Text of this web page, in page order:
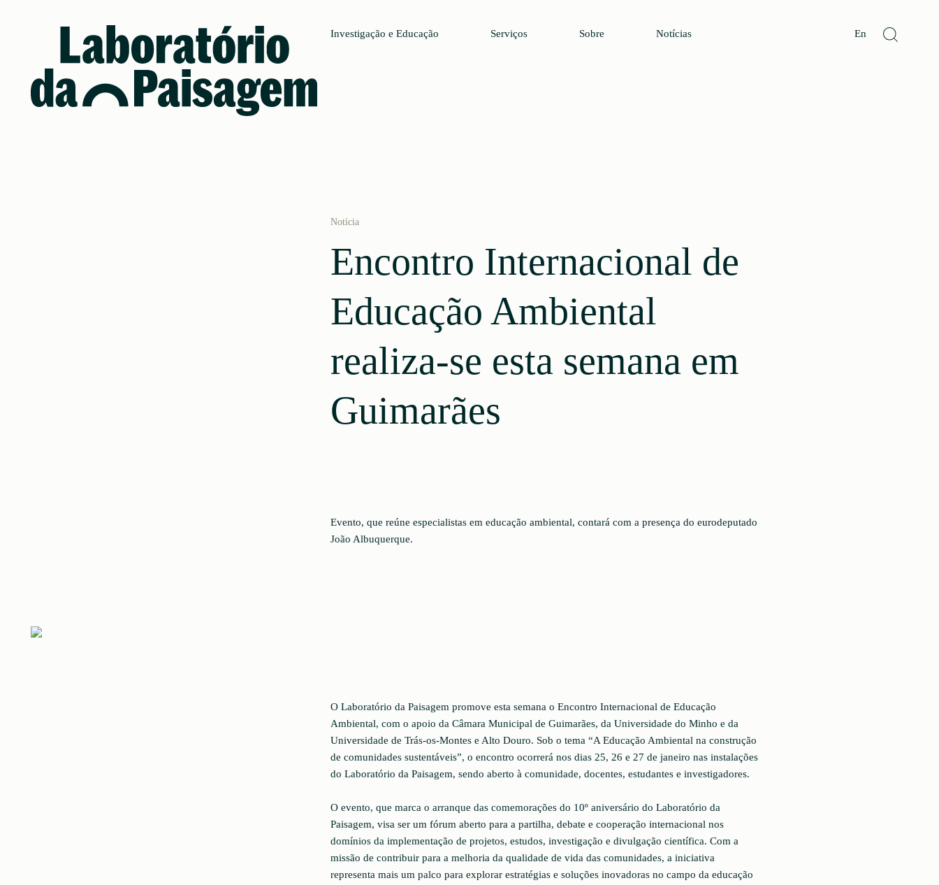
Investigação e Educação Serviços Sobre Notícias En
Notícia
Encontro Internacional de
Educação Ambiental
realiza-se esta semana em
Guimarães
Evento, que reúne especialistas em educação ambiental, contará com a presença do eurodeputado
João Albuquerque.
O Laboratório da Paisagem promove esta semana o Encontro Internacional de Educação
Ambiental, com o apoio da Câmara Municipal de Guimarães, da Universidade do Minho e da
Universidade de Trás-os-Montes e Alto Douro. Sob o tema “A Educação Ambiental na construção
de comunidades sustentáveis”, o encontro ocorrerá nos dias 25, 26 e 27 de janeiro nas instalações
do Laboratório da Paisagem, sendo aberto à comunidade, docentes, estudantes e investigadores.
O evento, que marca o arranque das comemorações do 10º aniversário do Laboratório da
Paisagem, visa ser um fórum aberto para a partilha, debate e cooperação internacional nos
domínios da implementação de projetos, estudos, investigação e divulgação científica. Com a
missão de contribuir para a melhoria da qualidade de vida das comunidades, a iniciativa
representa mais um palco para explorar estratégias e soluções inovadoras no campo da educação